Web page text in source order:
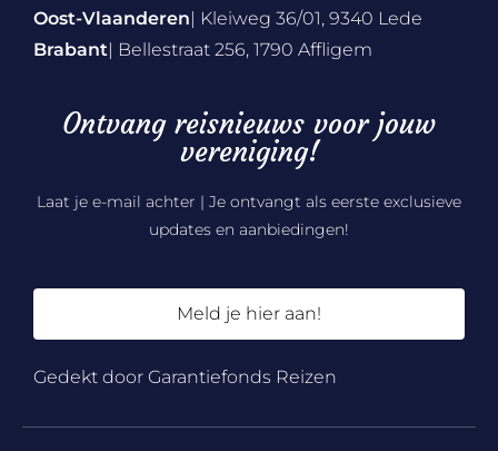
Oost-Vlaanderen| Kleiweg 36/01, 9340 Lede
Brabant| Bellestraat 256, 1790 Affligem
Ontvang reisnieuws voor jouw
vereniging!
Laat je e-mail achter | Je ontvangt als eerste exclusieve
updates en aanbiedingen!
Meld je hier aan!
Gedekt door Garantiefonds Reizen